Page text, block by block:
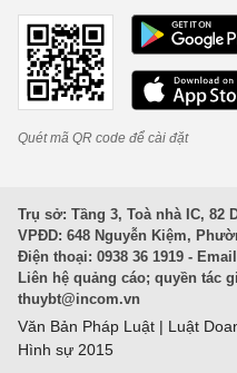
Quét mã QR code để cài đặt
Trụ sở: Tầng 3, Toà nhà IC, 82
VPĐD: 648 Nguyễn Kiệm,
Điện thoại: 0938 36 1919 -
Liên hệ quảng cáo; quyền tác
thuybt@incom.vn
Văn Bản Pháp Luật | Luật
Hình sự 2015